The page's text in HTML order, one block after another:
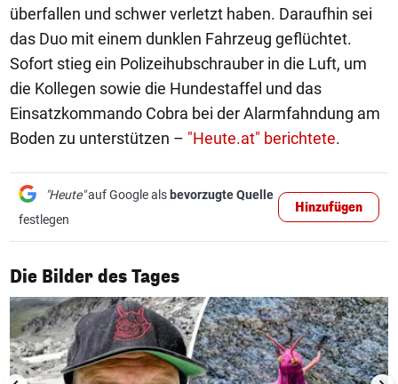
überfallen und schwer verletzt haben. Daraufhin sei
das Duo mit einem dunklen Fahrzeug geflüchtet.
Sofort stieg ein Polizeihubschrauber in die Luft, um
die Kollegen sowie die Hundestaffel und das
Einsatzkommando Cobra bei der Alarmfahndung am
Boden zu unterstützen – "Heute.at" berichtete.
"Heute"auf Google als bevorzugte Quelle
festlegen
Hinzufügen
Die Bilder des Tages
1/50